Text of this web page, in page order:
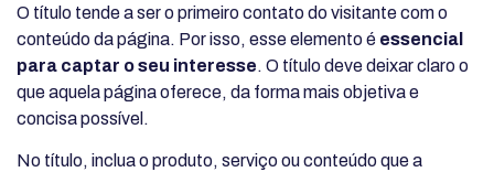
O título tende a ser o primeiro contato do visitante com o
conteúdo da página. Por isso, esse elemento é essencial
para captar o seu interesse. O título deve deixar claro o
que aquela página oferece, da forma mais objetiva e
concisa possível.
No título, inclua o produto, serviço ou conteúdo que a